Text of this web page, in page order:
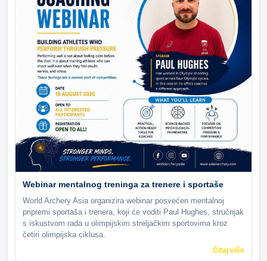
Webinar mentalnog treninga za trenere i sportaše
World Archery Asia organizira webinar posvećen mentalnoj
pripremi sportaša i trenera, koji će voditi Paul Hughes, stručnjak
s iskustvom rada u olimpijskim streljačkim sportovima kroz
četiri olimpijska ciklusa.
Čitaj više